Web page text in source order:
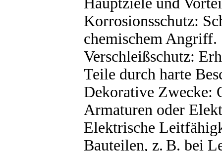
Korrosionsschutz:
chemischem Angriff.
Verschleißschutz:
Teile durch harte
Dekorative Zwecke:
Armaturen oder
Elektrische
Bauteilen, z. B. bei